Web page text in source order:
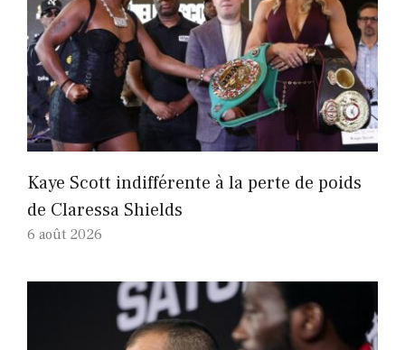
Kaye Scott indifférente à la perte de poids
de Claressa Shields
6 août 2026